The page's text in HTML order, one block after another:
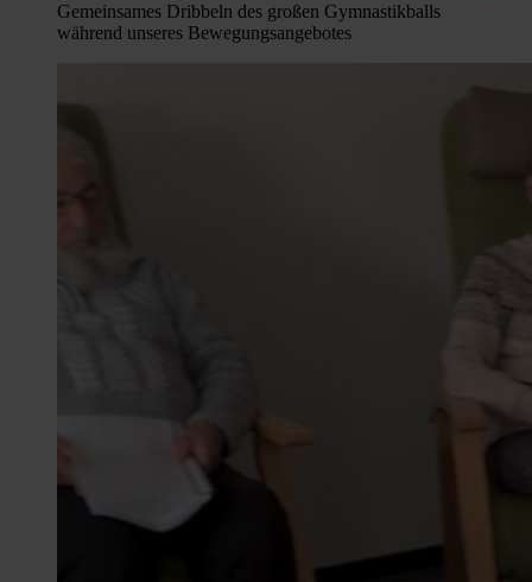
Gemeinsames Dribbeln des großen Gymnastikballs
während unseres Bewegungsangebotes